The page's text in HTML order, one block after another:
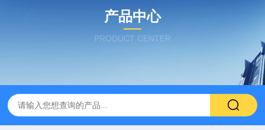
产品中心
PRODUCT CENTER